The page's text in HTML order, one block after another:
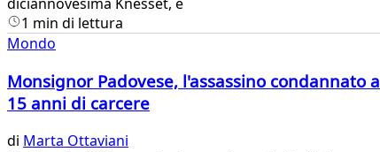
1 min di lettura
Mondo
Monsignor Padovese, l'assassino condannato a
15 anni di carcere
di Marta Ottaviani